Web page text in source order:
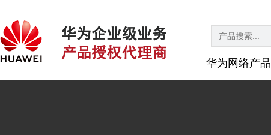
Search
for:
华为网络产品